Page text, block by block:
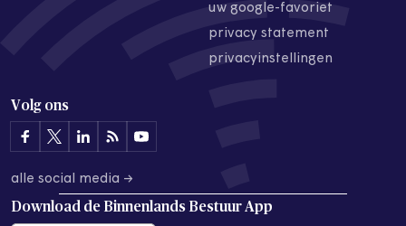
uw google-favoriet
privacy statement
privacyinstellingen
Volg ons
alle social media →
Download de Binnenlands Bestuur App